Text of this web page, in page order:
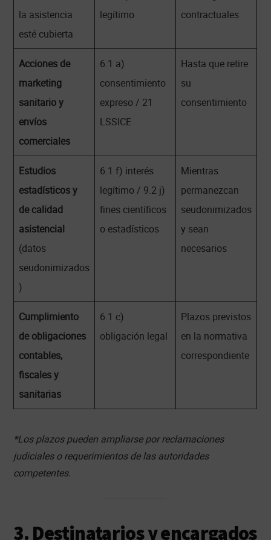
la asistencia
esté cubierta
legítimo
contractuales
Acciones de
marketing
sanitario y
envíos
comerciales
6.1 a)
consentimiento
expreso / 21
LSSICE
Hasta que retire
su
consentimiento
Estudios
estadísticos y
de calidad
asistencial
(datos
seudonimizados
)
6.1 f) interés
legítimo / 9.2 j)
fines científicos
o estadísticos
Mientras
permanezcan
seudonimizados
y sean
necesarios
Cumplimiento
de obligaciones
contables,
fiscales y
sanitarias
6.1 c)
obligación legal
Plazos previstos
en la normativa
correspondiente
*Los plazos pueden ampliarse por reclamaciones
judiciales o requerimientos de las autoridades
competentes.
3. Destinatarios y encargados